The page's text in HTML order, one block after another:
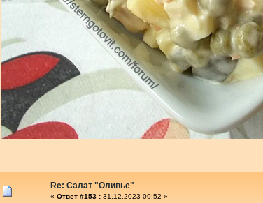
Re: Салат "Оливье"
« Ответ #153 : 31.12.2023 09:52 »